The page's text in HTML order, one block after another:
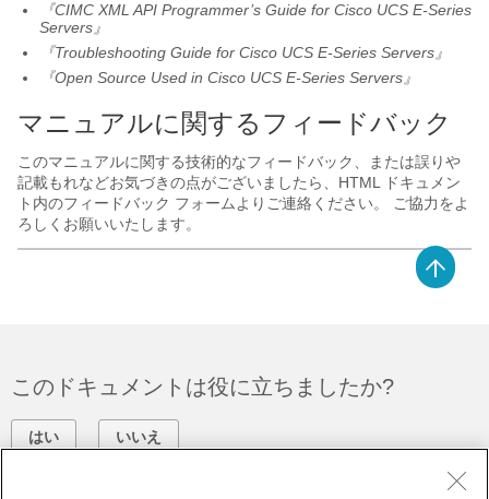
『CIMC XML API Programmer’s Guide for Cisco UCS E-Series
Servers 』
『Troubleshooting Guide for Cisco UCS E-Series Servers 』
『Open Source Used in Cisco UCS E-Series Servers 』
マニュアルに関するフィードバック
このマニュアルに関する技術的なフィードバック、または誤りや
記載もれなどお気づきの点がございましたら、HTML ドキュメン
ト内のフィードバック フォームよりご連絡ください。 ご協力をよ
ろしくお願いいたします。
このドキュメントは役に立ちましたか?
はい いいえ